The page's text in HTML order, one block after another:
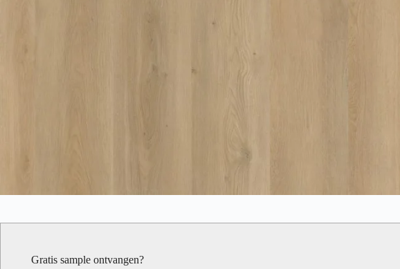
Gratis sample ontvangen?